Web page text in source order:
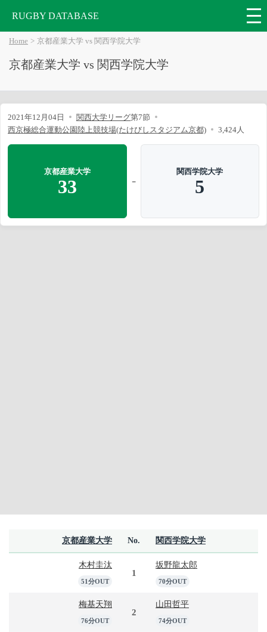
RUGBY DATABASE
Home 京都産業大学 vs 関西学院大学
京都産業大学 vs 関西学院大学
2021年12月04日 関西大学リーグ第7節
西京極総合運動公園陸上競技場(たけびしスタジアム京都)
3,424人
京都産業大学
33 -
関西学院大学
5
京都産業大学 No. 関西学院大学
木村圭汰
51分OUT
1
坂野龍太郎
70分OUT
梅基天翔
76分OUT
2
山田哲平
74分OUT